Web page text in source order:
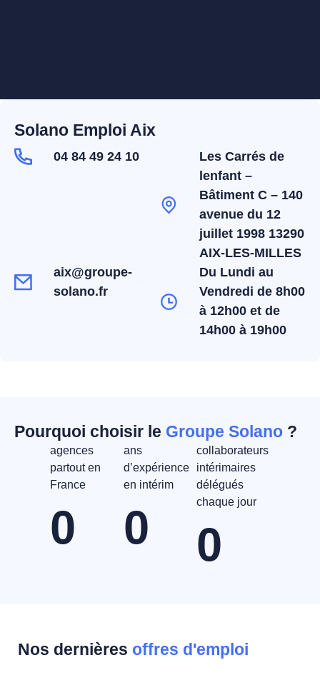
Solano Emploi Aix
04 84 49 24 10
Les Carrés de
lenfant –
Bâtiment C – 140
avenue du 12
juillet 1998 13290
AIX-LES-MILLES
aix@groupe-
solano.fr
Du Lundi au
Vendredi de 8h00
à 12h00 et de
14h00 à 19h00
Pourquoi choisir le Groupe Solano ?
agences
partout en
France
0
ans
d’expérience
en intérim
0
collaborateurs
intérimaires
délégués
chaque jour
0
Nos dernières offres d'emploi